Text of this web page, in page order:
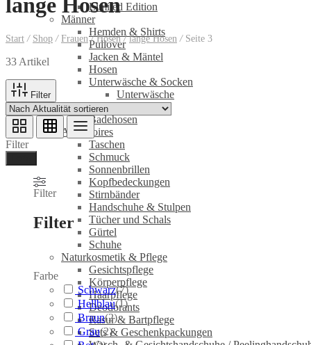
Limited Edition
Männer
Hemden & Shirts
Pullover
Jacken & Mäntel
Hosen
Unterwäsche & Socken
Unterwäsche
Socken
Badehosen
Accessoires
Taschen
Schmuck
Sonnenbrillen
Kopfbedeckungen
Stirnbänder
Handschuhe & Stulpen
Tücher und Schals
Gürtel
Schuhe
Naturkosmetik & Pflege
Gesichtspflege
Körperpflege
Haarpflege
Deodorants
Rasur & Bartpflege
Sets & Geschenkpackungen
lange Hosen
Start / Shop / Frauen / Hosen / lange Hosen /Seite 3
33 Artikel
Filter
Filter
Filter
Filter
Farbe
Schwarz(7)
Hellblau(1)
Braun(2)
Grau(2)